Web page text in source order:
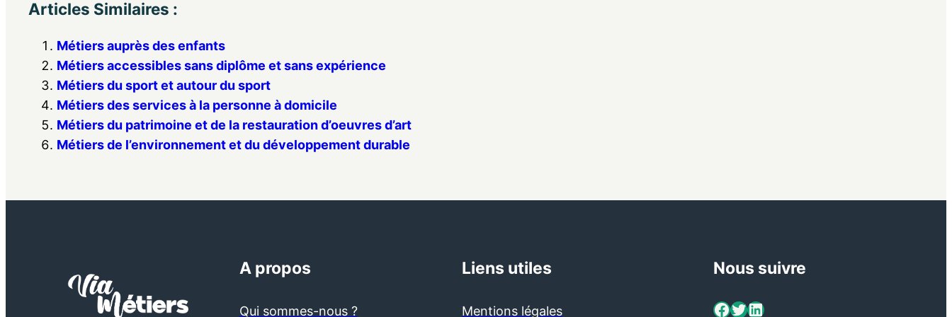
Articles Similaires :
Métiers auprès des enfants
Métiers accessibles sans diplôme et sans expérience
Métiers du sport et autour du sport
Métiers des services à la personne à domicile
Métiers du patrimoine et de la restauration d’oeuvres d’art
Métiers de l’environnement et du développement durable
A propos
Qui sommes-nous ?
Liens utiles
Mentions légales
Nous suivre
ViaMétiers sur Facebook Twitter LinkedIn